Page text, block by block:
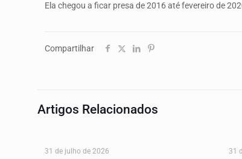
Ela chegou a ficar presa de 2016 até fevereiro de
Compartilhar
Artigos Relacionados
31 de julho de 2026 31